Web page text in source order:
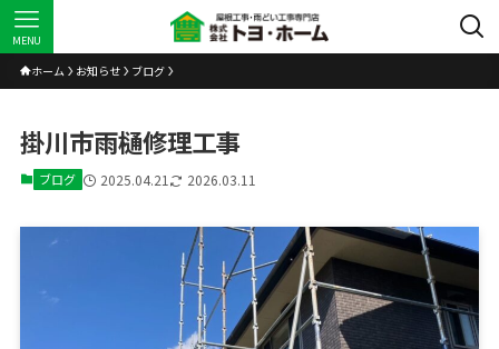
MENU
ホーム お知らせ ブログ
掛川市雨樋修理工事
ブログ 2025.04.21 2026.03.11